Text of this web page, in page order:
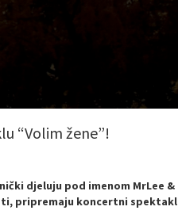
“Volim žene”!
djeluju pod imenom MrLee &
pripremaju koncertni spektakl